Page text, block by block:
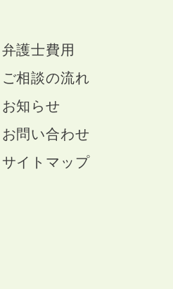
弁護士費用
ご相談の流れ
お知らせ
お問い合わせ
サイトマップ